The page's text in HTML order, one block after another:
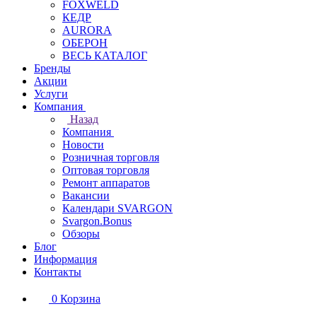
FOXWELD
КЕДР
AURORA
ОБЕРОН
ВЕСЬ КАТАЛОГ
Бренды
Акции
Услуги
Компания
Назад
Компания
Новости
Розничная торговля
Оптовая торговля
Ремонт аппаратов
Вакансии
Календари SVARGON
Svargon.Bonus
Обзоры
Блог
Информация
Контакты
0 Корзина